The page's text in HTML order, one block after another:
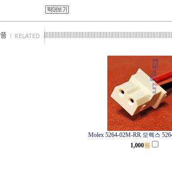
Molex 5264-02M-RR 모렉스
1,000원